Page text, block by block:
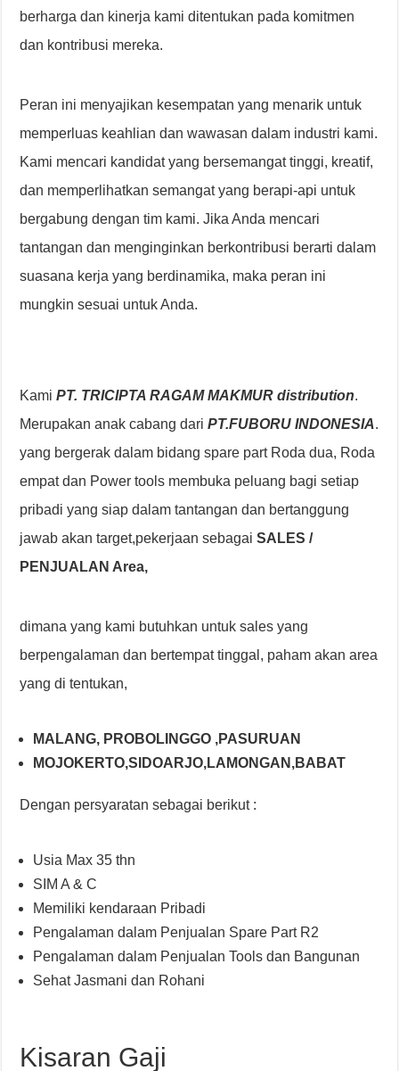
berharga dan kinerja kami ditentukan pada komitmen
dan kontribusi mereka.
Peran ini menyajikan kesempatan yang menarik untuk
memperluas keahlian dan wawasan dalam industri kami.
Kami mencari kandidat yang bersemangat tinggi, kreatif,
dan memperlihatkan semangat yang berapi-api untuk
bergabung dengan tim kami. Jika Anda mencari
tantangan dan menginginkan berkontribusi berarti dalam
suasana kerja yang berdinamika, maka peran ini
mungkin sesuai untuk Anda.
KamiPT. TRICIPTA RAGAM MAKMUR distribution.
Merupakan anak cabang dariPT.FUBORU INDONESIA.
yang bergerak dalam bidang spare part Roda dua, Roda
empat dan Power tools membuka peluang bagi setiap
pribadi yang siap dalam tantangan dan bertanggung
jawab akan target,pekerjaan sebagaiSALES /
PENJUALAN Area,
dimana yang kami butuhkan untuk sales yang
berpengalaman dan bertempat tinggal, paham akan area
yang di tentukan,
MALANG, PROBOLINGGO ,PASURUAN
MOJOKERTO,SIDOARJO,LAMONGAN,BABAT
Dengan persyaratan sebagai berikut :
Usia Max 35 thn
SIM A & C
Memiliki kendaraan Pribadi
Pengalaman dalam Penjualan Spare Part R2
Pengalaman dalam Penjualan Tools dan Bangunan
Sehat Jasmani dan Rohani
Kisaran Gaji